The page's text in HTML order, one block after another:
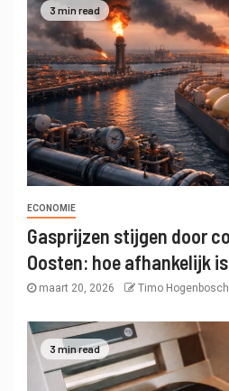
3 min read
ECONOMIE
Gasprijzen stijgen door
Oosten: hoe afhankelijk
maart 20, 2026 Timo Hogenbosch
3 min read